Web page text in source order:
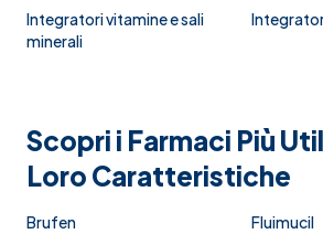
Integratori vitamine e sali
minerali
Scopri i Farmaci Più
Loro Caratteristiche
Brufen
Fluimucil